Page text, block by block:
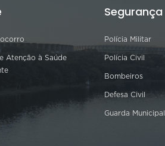
Atenção à Saúde
Segurança
Polícia Militar
Polícia Civil
Bombeiros
Defesa Civil
Guarda Municipal